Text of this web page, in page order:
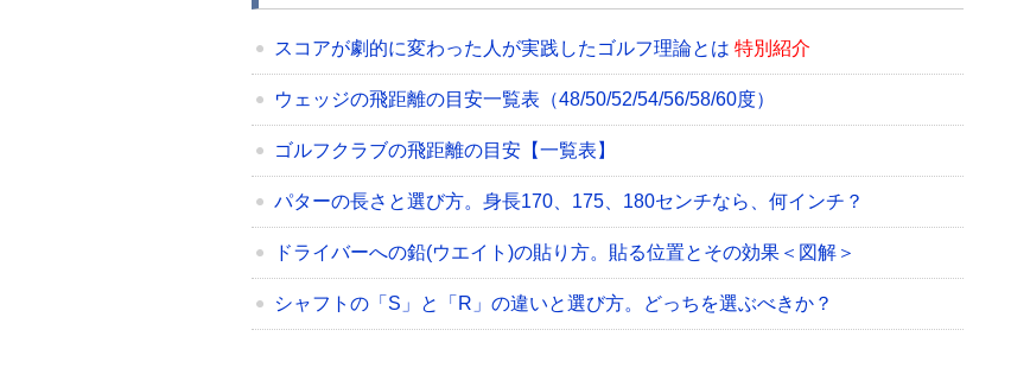
スコアが劇的に変わった人が実践したゴルフ理論とは 特別紹介
ウェッジの飛距離の目安一覧表（48/50/52/54/56/58/60度）
ゴルフクラブの飛距離の目安【一覧表】
パターの長さと選び方。身長170、175、180センチなら、何インチ？
ドライバーへの鉛(ウエイト)の貼り方。貼る位置とその効果＜図解＞
シャフトの「S」と「R」の違いと選び方。どっちを選ぶべきか？